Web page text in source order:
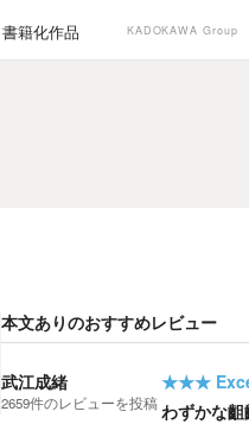
書籍化作品 KADOKAWA Group
本文ありのおすすめレビュー
武江成緒
2659件のレビューを投稿
★★★
わずかな